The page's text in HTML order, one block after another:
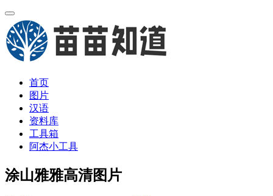
首页
图片
汉语
资料库
工具箱
阿杰小工具
涂山雅雅高清图片